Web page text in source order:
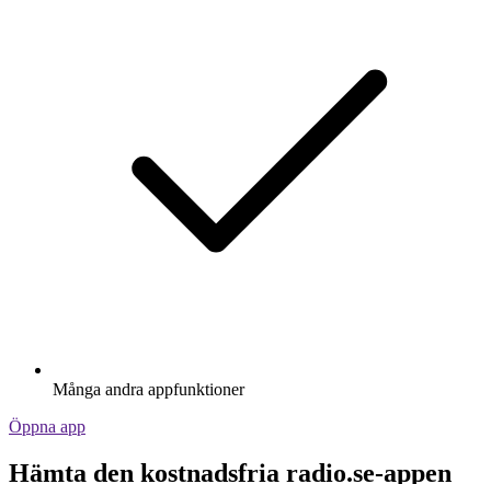
Många andra appfunktioner
Öppna app
Hämta den kostnadsfria radio.se-appen